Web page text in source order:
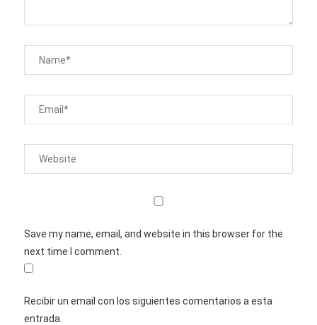
Save my name, email, and website in this browser for the
next time I comment.
Recibir un email con los siguientes comentarios a esta
entrada.